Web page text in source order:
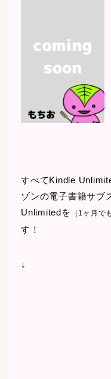
すべてKindle
ゾンの電子書籍サブ
Unlimitedを
（1ヶ月で
す！
↓